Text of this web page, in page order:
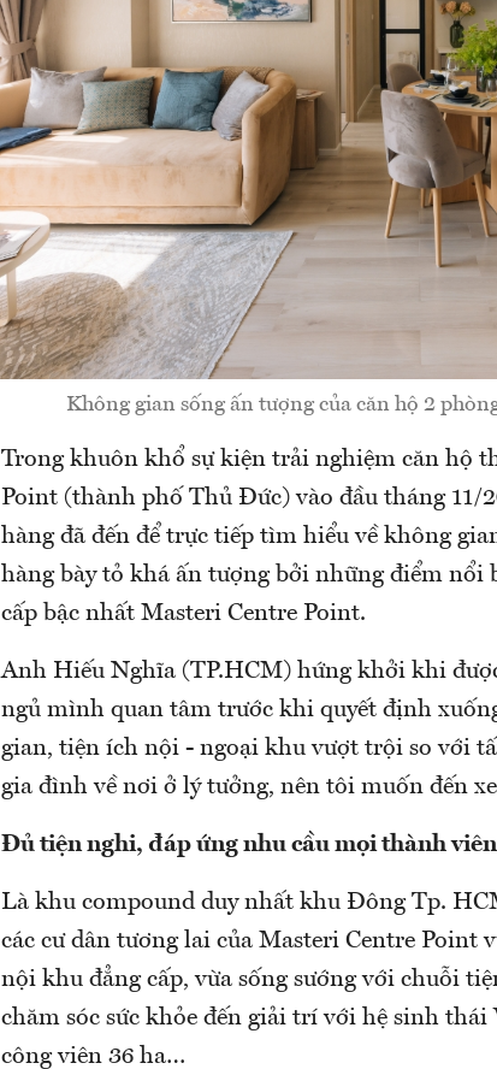
Không gian sống ấn tượng của căn hộ 2
Trong khuôn khổ sự kiện trải nghiệm căn hộ
Point (thành phố Thủ Đức) vào đầu tháng 11/
hàng đã đến để trực tiếp tìm hiểu về không
hàng bày tỏ khá ấn tượng bởi những điểm nổi
cấp bậc nhất Masteri Centre Point.
Anh Hiếu Nghĩa (TP.HCM) hứng khởi khi
ngủ mình quan tâm trước khi quyết định
gian, tiện ích nội - ngoại khu vượt trội so với
gia đình về nơi ở lý tưởng, nên tôi muốn đến
Đủ tiện nghi, đáp ứng nhu cầu mọi thành viên
Là khu compound duy nhất khu Đông Tp.
các cư dân tương lai của Masteri Centre Point
nội khu đẳng cấp, vừa sống sướng với chuỗi
chăm sóc sức khỏe đến giải trí với hệ sinh
công viên 36 ha…